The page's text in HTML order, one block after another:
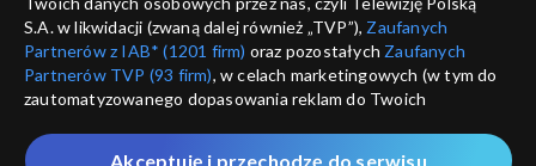
S.A. w likwidacji (zwaną dalej również „TVP”), Zaufanych
Partnerów z IAB* (1201 firm) oraz pozostałych Zaufanych
Partnerów TVP (93 firm), w celach marketingowych (w tym do
zautomatyzowanego dopasowania reklam do Twoich
które wskazujemy poniżej, a także zgody na udostępnianie
Akceptuję i przechodzę do serwisu